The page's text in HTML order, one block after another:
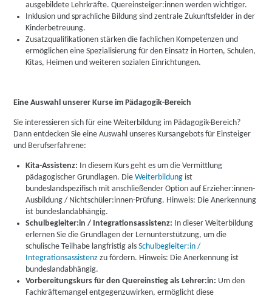
ausgebildete Lehrkräfte. Quereinsteiger:innen werden wichtiger.
Inklusion und sprachliche Bildung sind zentrale Zukunftsfelder in der
Kinderbetreuung.
Zusatzqualifikationen stärken die fachlichen Kompetenzen und
ermöglichen eine Spezialisierung für den Einsatz in Horten, Schulen,
Kitas, Heimen und weiteren sozialen Einrichtungen.
Eine Auswahl unserer Kurse im Pädagogik-Bereich
Sie interessieren sich für eine Weiterbildung im Pädagogik-Bereich?
Dann entdecken Sie eine Auswahl unseres Kursangebots für Einsteiger
und Berufserfahrene:
Kita-Assistenz: In diesem Kurs geht es um die Vermittlung
pädagogischer Grundlagen. DieWeiterbildung ist
bundeslandspezifisch mit anschließender Option auf Erzieher:innen-
Ausbildung / Nichtschüler:innen-Prüfung. Hinweis: Die Anerkennung
ist bundeslandabhängig.
Schulbegleiter:in / Integrationsassistenz: In dieser Weiterbildung
erlernen Sie die Grundlagen der Lernunterstützung, um die
schulische Teilhabe langfristig alsSchulbegleiter:in /
Integrationsassistenz zu fördern. Hinweis: Die Anerkennung ist
bundeslandabhängig.
Vorbereitungskurs für den Quereinstieg als Lehrer:in: Um den
Fachkräftemangel entgegenzuwirken, ermöglicht diese